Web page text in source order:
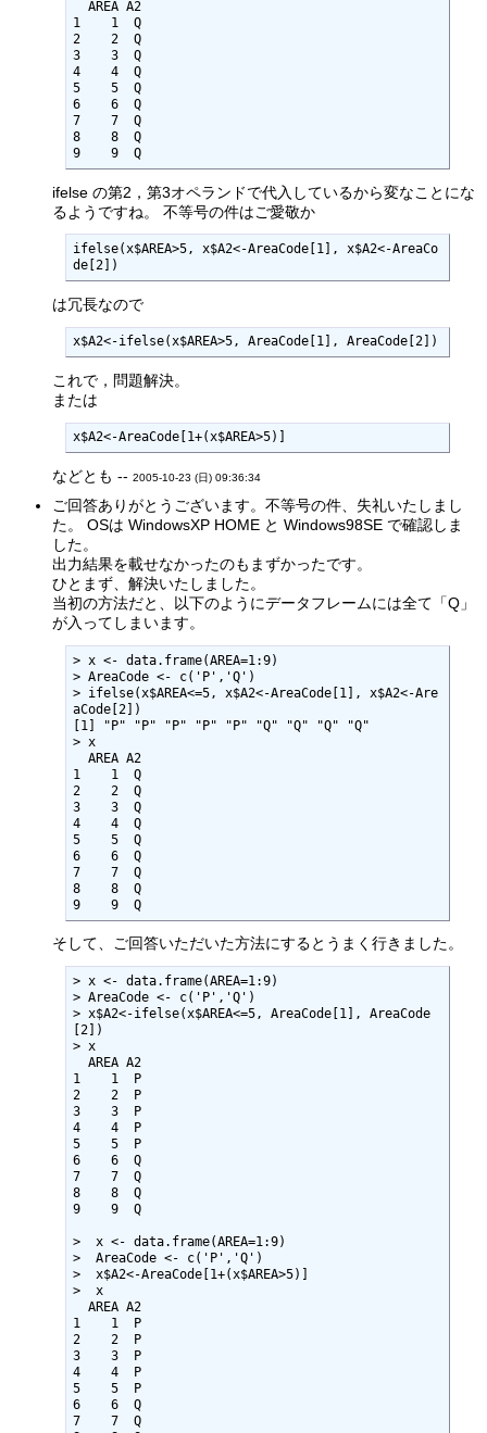
1    1  Q
2    2  Q
3    3  Q
4    4  Q
5    5  Q
6    6  Q
7    7  Q
8    8  Q
9    9  Q
ifelse の第2，第3オペランドで代入しているから変なことにな
るようですね。 不等号の件はご愛敬か
ifelse(x$AREA>5, x$A2<-AreaCode[1], x$A2<-AreaCo
de[2])
は冗長なので
x$A2<-ifelse(x$AREA>5, AreaCode[1], AreaCode[2])
これで，問題解決。
または
x$A2<-AreaCode[1+(x$AREA>5)]
などとも --2005-10-23 (日) 09:36:34
ご回答ありがとうございます。不等号の件、失礼いたしまし
た。 OSは WindowsXP HOME と Windows98SE で確認しま
した。
出力結果を載せなかったのもまずかったです。
ひとまず、解決いたしました。
当初の方法だと、以下のようにデータフレームには全て「Q」
が入ってしまいます。
> x <- data.frame(AREA=1:9)
> AreaCode <- c('P','Q')
> ifelse(x$AREA<=5, x$A2<-AreaCode[1], x$A2<-Are
aCode[2])
[1] "P" "P" "P" "P" "P" "Q" "Q" "Q" "Q"
> x
1    1  Q
2    2  Q
3    3  Q
4    4  Q
5    5  Q
6    6  Q
7    7  Q
8    8  Q
9    9  Q
そして、ご回答いただいた方法にするとうまく行きました。
> x <- data.frame(AREA=1:9)
> AreaCode <- c('P','Q')
> x$A2<-ifelse(x$AREA<=5, AreaCode[1], AreaCode
[2])
> x
1    1  P
2    2  P
3    3  P
4    4  P
5    5  P
6    6  Q
7    7  Q
8    8  Q
9    9  Q
>  x <- data.frame(AREA=1:9)
>  AreaCode <- c('P','Q')
>  x$A2<-AreaCode[1+(x$AREA>5)]
>  x
1    1  P
2    2  P
3    3  P
4    4  P
5    5  P
6    6  Q
7    7  Q